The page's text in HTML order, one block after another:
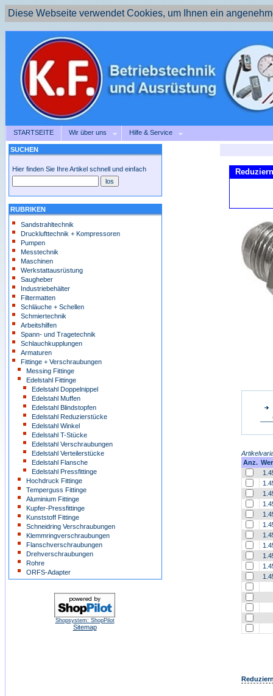
Diese Webseite verwendet Cookies, um Ihnen ein
STARTSEITE Wir über uns Hilfe & Service
SUCHEN
Hier finden Sie Ihre Artikel schnell und einfach
RUBRIKEN
Sandstrahltechnik
Drucklufttechnik + Kompressoren
Pumpen
Messtechnik
Maschinen
Werkstattausrüstung
Saugheber
Industriebehälter
Filtermatten
Schläuche + Schellen
Schmiertechnik
Arbeitshilfen
Spann- und Tragetechnik
Schlauchkupplungen
Armaturen
Fittinge + Verschraubungen
Messing Fittinge
Edelstahl Fittinge
Edelstahl Doppelnippel
Edelstahl Muffen
Edelstahl Blindstopfen
Edelstahl Reduzierstücke
Edelstahl Winkel
Edelstahl T-Stücke
Edelstahl Verschraubungen
Edelstahl Verteilerstücke
Edelstahl Flansche
Edelstahl Pressfittinge
Hochdruck Fittinge
Temperguss Fittinge
Aluminium Fittinge
Kupfer-Pressfittinge
Kunststoff Fittinge
Schneidring Verschraubungen
Klemmringverschraubungen
Flanschverschraubungen
Drehverschraubungen
Rohre
ORFS-Adapter
Shopsystem: ShopPilot
Sitemap
Anz.